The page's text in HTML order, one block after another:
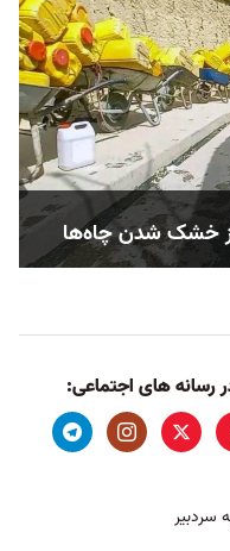
از خشک‌ شدن چاه‌ها
رسانه های اجتماعی:
سردبیر